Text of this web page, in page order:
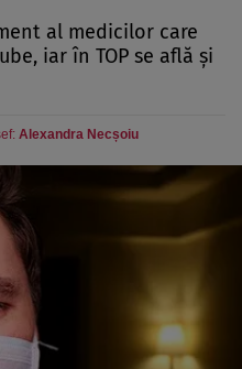
al medicilor care
iar în TOP se află şi
Alexandra Necșoiu